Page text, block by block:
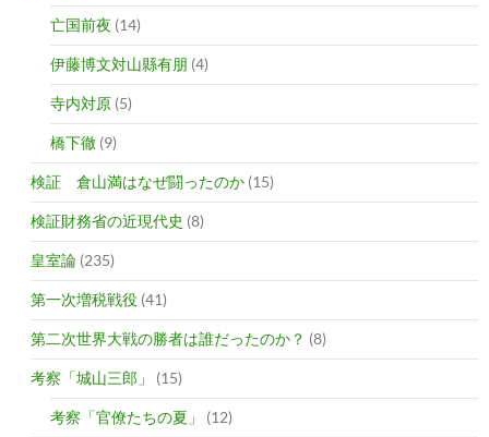
亡国前夜 (14)
伊藤博文対山縣有朋 (4)
寺内対原 (5)
橋下徹 (9)
検証 倉山満はなぜ闘ったのか (15)
検証財務省の近現代史 (8)
皇室論 (235)
第一次増税戦役 (41)
第二次世界大戦の勝者は誰だったのか？ (8)
考察「城山三郎」 (15)
考察「官僚たちの夏」 (12)